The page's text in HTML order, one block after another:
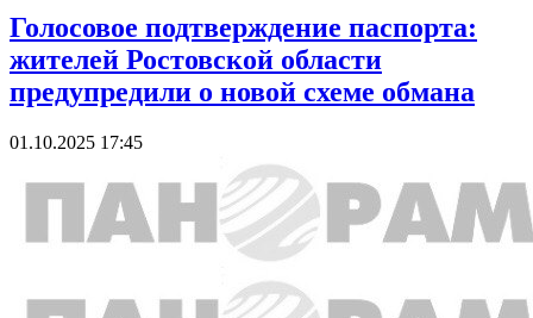
Голосовое подтверждение паспорта:
жителей Ростовской области
предупредили о новой схеме обмана
01.10.2025 17:45